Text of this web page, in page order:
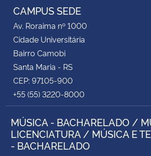
CAMPUS SEDE
Av. Roraima nº 1000
Cidade Universitária
Bairro Camobi
Santa Maria - RS
CEP: 97105-900
+55 (55) 3220-8000
MÚSICA - BACHARELADO /
LICENCIATURA / MÚSICA E
- BACHARELADO